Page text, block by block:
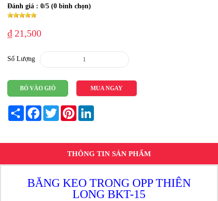
Đánh giá : 0/5 (0 bình chọn)
₫ 21,500
Số Lượng
BỎ VÀO GIỎ MUA NGAY
Share FacebookTwitterPinterest
THÔNG TIN SẢN PHẨM
BĂNG KEO TRONG OPP THIÊN
LONG BKT-15